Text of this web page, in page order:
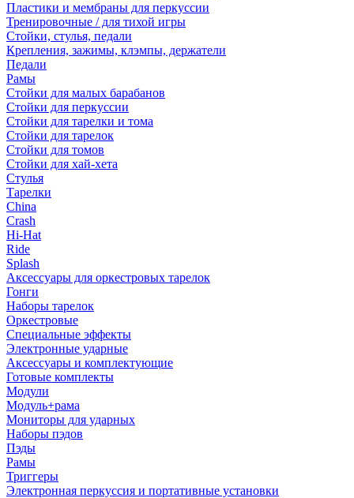
Пластики и мембраны для перкуссии
Тренировочные / для тихой игры
Стойки, стулья, педали
Крепления, зажимы, клэмпы, держатели
Педали
Рамы
Стойки для малых барабанов
Стойки для перкуссии
Стойки для тарелки и тома
Стойки для тарелок
Стойки для томов
Стойки для хай-хета
Стулья
Тарелки
China
Crash
Hi-Hat
Ride
Splash
Аксессуары для оркестровых тарелок
Гонги
Наборы тарелок
Оркестровые
Специальные эффекты
Электронные ударные
Аксессуары и комплектующие
Готовые комплекты
Модули
Модуль+рама
Мониторы для ударных
Наборы пэдов
Пэды
Рамы
Триггеры
Электронная перкуссия и портативные установки